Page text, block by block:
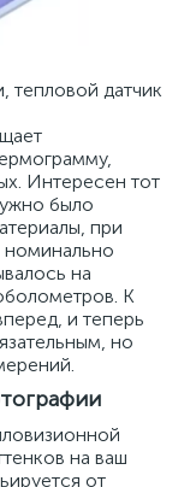
тепловой датчик
Интересен тот
было
при
на
К
и теперь
но
на ваш
от